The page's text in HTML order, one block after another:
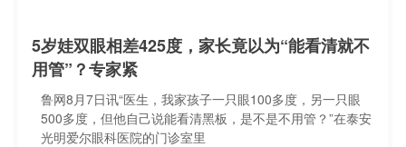
5岁娃双眼相差425度，家长竟以为“能看清就不
用管”？专家紧
鲁网8月7日讯“医生，我家孩子一只眼100多度，另一只眼
500多度，但他自己说能看清黑板，是不是不用管？”在泰安
光明爱尔眼科医院的门诊室里